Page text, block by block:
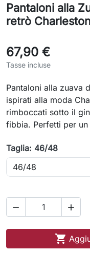
Pantaloni alla
retrò
67,90 €
Tasse incluse
Pantaloni alla zuava
ispirati alla moda
rimboccati sotto il
fibbia. Perfetti per
Taglia: 46/48
 
